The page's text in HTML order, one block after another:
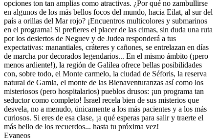
opciones ton tan amplias como atractivas. ¿Por qué no zambullirse
en algunos de los más bellos focos del mundo, hacia Eilat, al sur del
país a orillas del Mar rojo? ¡Encuentros multicolores y submarinos
en el programa! Si prefieres el placer de las cimas, sin duda una ruta
por los desiertos de Neguev y de Judea responderá a tus
expectativas: manantiales, cráteres y cañones, se entrelazan en días
de marcha por decorados legendarios... En el mismo ámbito (¡pero
menos ardiente!), la región de Galilea ofrece bellas posibilidades
con, sobre todo, el Monte carmelo, la ciudad de Séforis, la reserva
natural de Gamla, el monte de las Bienaventuranzas así como los
misteriosos (pero hospitalarios) pueblos drusos: ¡un programa tan
seductor como completo! Israel recela bien de sus misterios que
desvela, no a menudo, únicamente a los más pacientes y a los más
curiosos. Si eres de esa clase, ¡a qué esperas para salir y traerte el
más bello de los recuerdos... hasta tu próxima vez!
Evaneos